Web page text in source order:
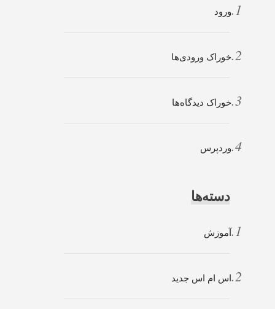
ورود
خوراک ورودی‌ها
خوراک دیدگاه‌ها
وردپرس
دسته‌ها
آموزش
اس ام اس جدید